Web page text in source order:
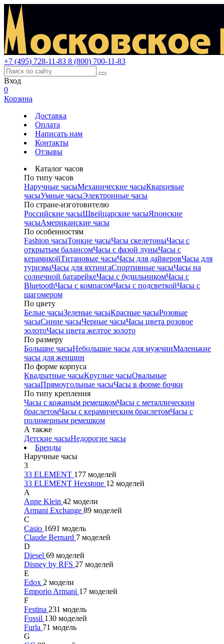
+7 (495) 728-11-83 8 (800) 700-11-83
Вход
0
Корзина
Доставка
Оплата
Написать нам
Контакты
Отзывы
Каталог часов
По типу часов
Наручные часыМеханические часыКварцевые
часыУмные часыЭлектронные часы
По стране-изготовителю
Российские часыШвейцарские часыЯпонские
часыАмериканские часы
По особенностям
Fashion часыТонкие часыЧасы скелетоныЧасы с
открытым балансомЧасы с фазой луныЧасы с
керамикойТитановые часыЧасы для дайверовЧасы для
туризмаЧасы для яхтингаСпортивные часыЧасы на
солнечной батарейкеЧасы с будильникомЧасы с
BluetoothЧасы с компасомЧасы с подсветкойЧасы с
шагомером
По цвету
Белые часыЗеленые часыКрасные часыРозовые
часыСиние часыЧерные часыЧасы цвета розовое
золотоЧасы цвета желтое золото
По размеру
Большие часыНебольшие часы для мужчинМаленькие
часы для женщин
По форме корпуса
Квадратные часыКруглые часыОвальные
часыПрямоугольные часыЧасы в форме бочки
По типу крепления
Часы с кожаным ремешкомЧасы с металлическим
браслетомЧасы с керамическим браслетомЧасы с
полимерным ремешком
А также
Детские часыНедорогие часы
Бренды
Наручные часы
3
33 ELEMENT 177 моделей
33 ELEMENT Hexstone 12 моделей
A
Anne Klein 42 модели
Armani Exchange 89 моделей
C
Casio 1691 модель
Claude Bernard 7 моделей
D
Diesel 69 моделей
Disney by RFS 27 моделей
E
Edox 2 модели
Emporio Armani 17 моделей
F
Festina 231 модель
Fossil 130 моделей
Furla 71 модель
G